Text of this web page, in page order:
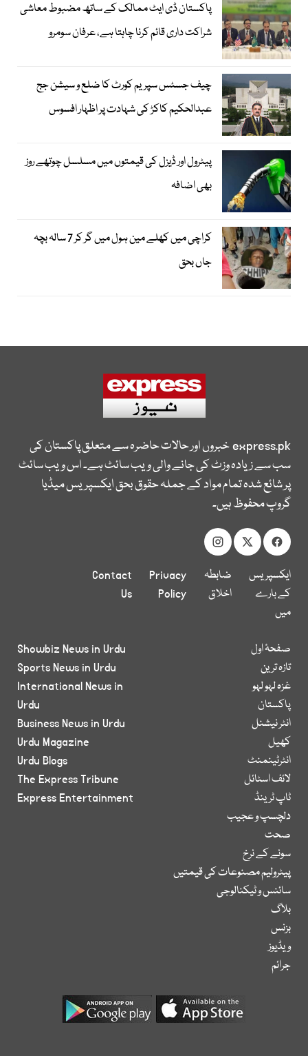
پاکستان ڈی ایٹ ممالک کے ساتھ مضبوط معاشی
شراکت داری قائم کرنا چاہتا ہے، عرفان سومرو
چیف جسٹس سپریم کورٹ کا ضلع و سیشن جج
عبدالحکیم کاکڑ کی شہادت پر اظہار افسوس
پیٹرول اور ڈیزل کی قیمتوں میں مسلسل چوتھے روز
بھی اضافہ
کراچی میں کھلے مین ہول میں گر کر 7 سالہ بچہ
جاں بحق
express.pkخبروں اور حالات حاضرہ سے متعلق پاکستان کی
سب سے زیادہ وزٹ کی جانے والی ویب سائٹ ہے۔ اس ویب سائٹ
پر شائع شدہ تمام مواد کے جملہ حقوق بحق ایکسپریس میڈیا
گروپ محفوظ ہیں۔
ایکسپریس
کے بارے
میں
ضابطہ
اخلاق
Privacy
Policy
Contact
Us
صفحۂ اول
تازہ ترین
غزہ لہو لہو
پاکستان
انٹر نیشنل
کھیل
انٹرٹینمنٹ
لائف اسٹائل
ٹاپ ٹرینڈ
دلچسپ و عجیب
صحت
سونے کے نرخ
پیٹرولیم مصنوعات کی قیمتیں
سائنس و ٹیکنالوجی
بلاگ
بزنس
ویڈیوز
جرائم
Showbiz News in Urdu
Sports News in Urdu
International News in
Urdu
Business News in Urdu
Urdu Magazine
Urdu Blogs
The Express Tribune
Express Entertainment